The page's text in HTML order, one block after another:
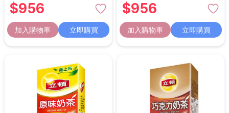
$956
加入購物車 立即購買
$956
加入購物車 立即購買